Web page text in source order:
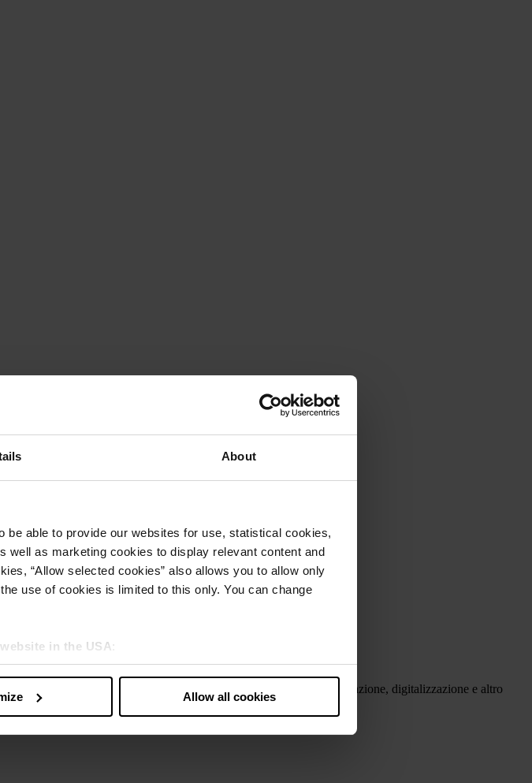
About
able to provide our websites for use, statistical cookies,
well as marketing cookies to display relevant content and
“Allow selected cookies” also allows you to allow only
use of cookies is limited to this only. You can change
in the USA :
be processed in the USA. The European Court of Justice
is inadequate by EU standards. There is a particular risk
Allow all cookies
sulle ultime novità in materia di finanza, regolamentazione, digitalizzazione e altro